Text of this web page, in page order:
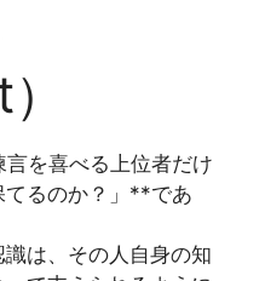
を喜べる上位者だけ
てるのか？」**であ
は、その人自身の知